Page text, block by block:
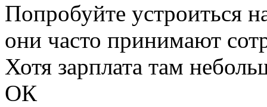
Попробуйте устроиться
они часто принимают
Хотя зарплата там
ОК